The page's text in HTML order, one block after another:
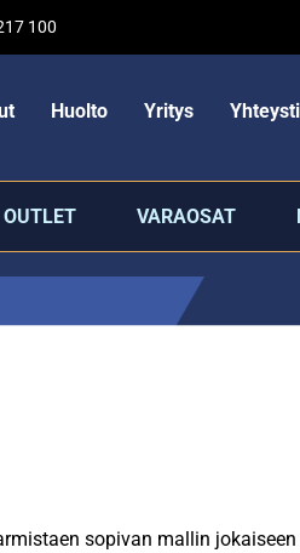
100
Huolto Yritys
OUTLET VARAOSAT
sopivan mallin